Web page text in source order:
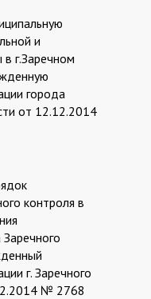
и
г.Заречном
города
от 12.12.2014
контроля в
г. Заречного
№ 2768